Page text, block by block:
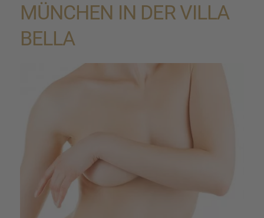
MÜNCHEN IN DER VILLA
BELLA